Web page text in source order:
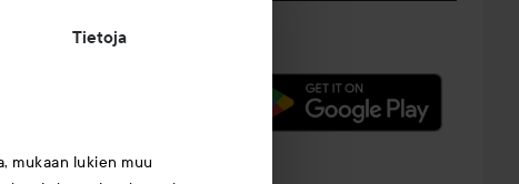
Tietoja
mukaan lukien muu